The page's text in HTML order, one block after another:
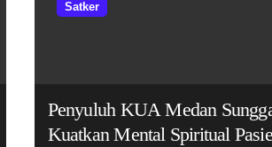
Satker
Penyuluh KUA Medan
Kuatkan Mental Spiritual